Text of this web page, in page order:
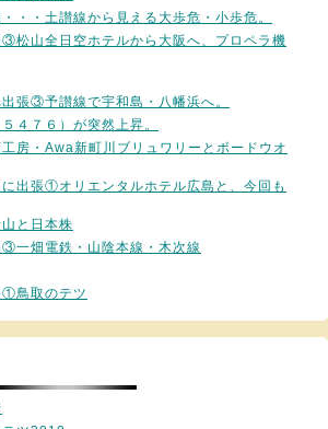
・・土讃線から見える大歩危・小歩危。
松山全日空ホテルから大阪へ、プロペラ機
張③予讃線で宇和島・八幡浜へ。
４７６）が突然上昇。
房・Awa新町川ブリュワリーとボードウオ
出張①オリエンタルホテル広島と、今回も
と日本株
一畑電鉄・山陰本線・木次線
①鳥取のテツ